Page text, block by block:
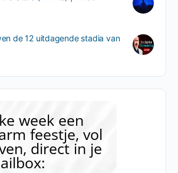
de 12 uitdagende stadia van
week een
feestje, vol
direct in je